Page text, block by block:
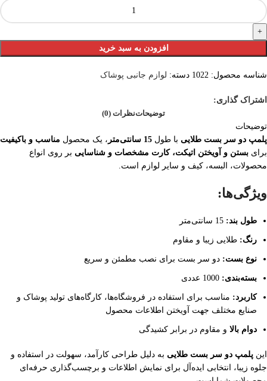
افزودن به سبد خرید
شناسه محصول: 1022 دسته: لوازم جانبی پوشاک
اشتراک گذاری:
توضیحاتنظرات (0)
توضیحات
پلمپ دو سر بست طلایی با طول 15 سانتی‌متر ، یک محصول مناسب و باکیفیت
برای بستن و آویختن اتیکت، کارت مشخصات و شناسایی بر روی انواع
محصولات، البسه، کیف و سایر لوازم است.
ویژگی‌ها:
طول بند:
رنگ: طلایی زیبا و مقاوم
نوع بست: دو سر بست برای نصب مطمئن و سریع
بسته‌بندی:
کاربرد: مناسب برای استفاده در فروشگاه‌ها، کارگاه‌های تولید پوشاک و
صنایع مختلف جهت آویختن اطلاعات محصول
دوام بالا و مقاوم در برابر کشیدگی
این پلمپ دو سر بست طلایی به دلیل طراحی کارآمد، سهولت در استفاده و
جلوه زیبا، انتخابی ایده‌آل برای نمایش اطلاعات و برچسب‌گذاری حرفه‌ای